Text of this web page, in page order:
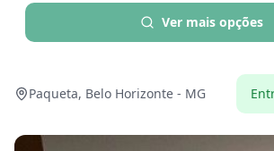
Ver mais opções
Paqueta, Belo Horizonte - MG